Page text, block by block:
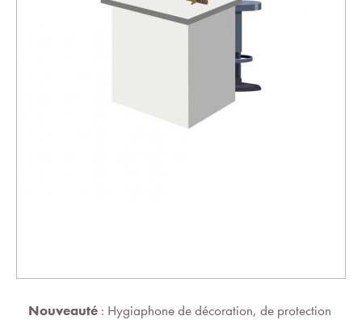
Nouveauté : Hygiaphone de décoration, de protection